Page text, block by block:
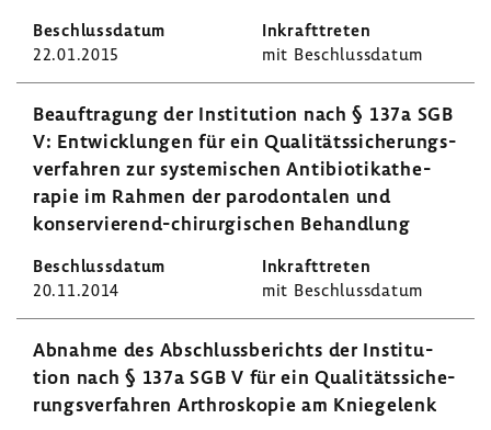
22.01.2015 mit Beschluss­datum
Beauf­tra­gung der Insti­tu­tion nach § 137a SGB
V: Entwick­lungen für ein Quali­täts­si­che­rungs­
ver­fahren zur syste­mi­schen Anti­bio­ti­ka­the­
rapie im Rahmen der parodon­talen und
konservierend-​chirurgischen Behand­lung
20.11.2014 mit Beschluss­datum
Abnahme des Abschluss­be­richts der Insti­tu­
tion nach § 137a SGB V für ein Quali­täts­si­che­
rungs­ver­fahren Arthro­skopie am Knie­ge­lenk